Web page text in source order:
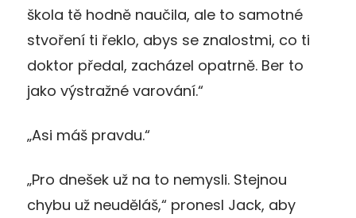
škola tě hodně naučila, ale to samotné
stvoření ti řeklo, abys se znalostmi, co ti
doktor předal, zacházel opatrně. Ber to
jako výstražné varování.“
„Asi máš pravdu.“
„Pro dnešek už na to nemysli. Stejnou
chybu už neuděláš,“ pronesl Jack, aby